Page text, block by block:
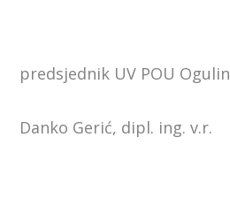
predsjednik UV POU Ogulin
Danko Gerić, dipl. ing. v.r.